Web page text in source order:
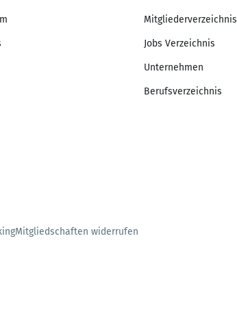
Mitgliederverzeichnis
Jobs Verzeichnis
Unternehmen
Berufsverzeichnis
Mitgliedschaften widerrufen